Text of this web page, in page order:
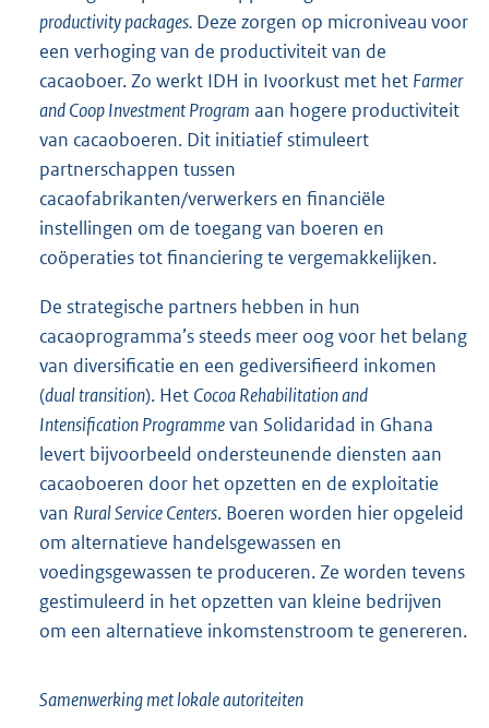
productivity packages. Deze zorgen op microniveau voor
een verhoging van de productiviteit van de
cacaoboer. Zo werkt IDH in Ivoorkust met het Farmer
and Coop Investment Program aan hogere productiviteit
van cacaoboeren. Dit initiatief stimuleert
partnerschappen tussen
cacaofabrikanten/verwerkers en financiële
instellingen om de toegang van boeren en
coöperaties tot financiering te vergemakkelijken.
De strategische partners hebben in hun
cacaoprogramma’s steeds meer oog voor het belang
van diversificatie en een gediversifieerd inkomen
(dual transition). Het Cocoa Rehabilitation and
Intensification Programmevan Solidaridad in Ghana
levert bijvoorbeeld ondersteunende diensten aan
cacaoboeren door het opzetten en de exploitatie
van Rural Service Centers. Boeren worden hier opgeleid
om alternatieve handelsgewassen en
voedingsgewassen te produceren. Ze worden tevens
gestimuleerd in het opzetten van kleine bedrijven
om een alternatieve inkomstenstroom te genereren.
Samenwerking met lokale autoriteiten